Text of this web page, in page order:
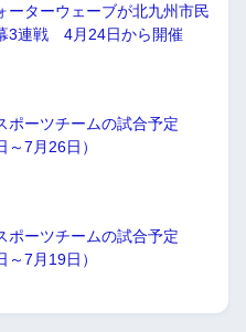
ーターウェーブが北九州市民
3連戦 4月24日から開催
ポーツチームの試合予定
～7月26日）
ポーツチームの試合予定
～7月19日）